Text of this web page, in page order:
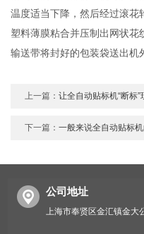
温度适当下降，然后经过滚花
塑料薄膜粘合并压制出网状
输送带将封好的包装袋送出机
上一篇：让全自动贴标机“断标
下一篇：一般来说全自动贴标
公司地址
上海市奉贤区金汇镇金大